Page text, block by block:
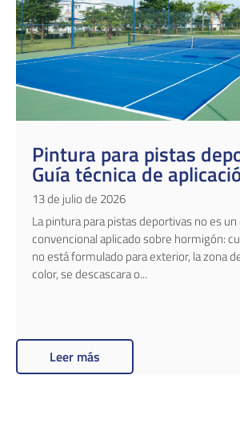
Pintura para pistas
Guía técnica de
13 de julio de 2026
La pintura para pistas deportivas no es
convencional aplicado sobre hormigón:
no está formulado para exterior, la zona
color, se descascara o...
Leer más